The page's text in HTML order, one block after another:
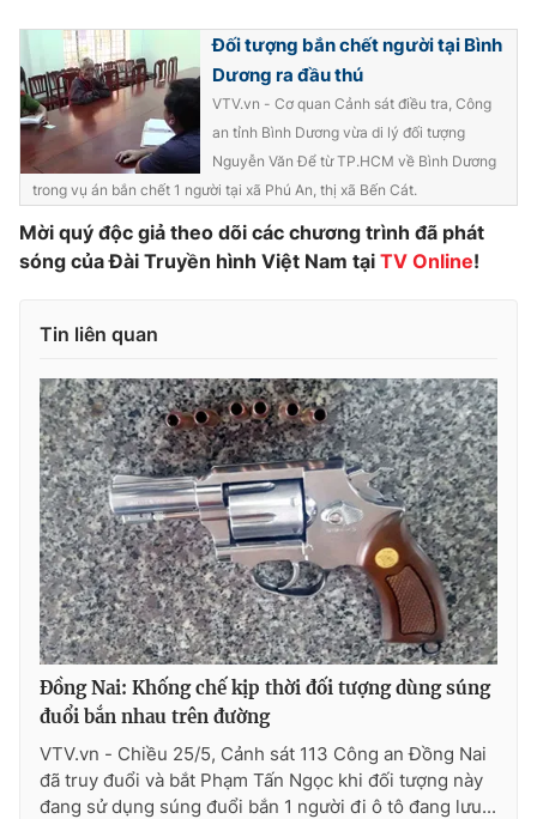
Hitech Công nghệ tương lai
Sản phẩm
Thị trường
Tư vấn
Giao lưu trực tuyến
Lịch phát sóng
Chuyên mục khác
Emagazine Podcast
Photo
Video Shorts video
VTV Money VTV Thể thao
VTV Sức khoẻ Bất động sản
Thị trường 24h Tấm lòng Việt
VTV4 Vươn mình bằng AI
Liên hệ tòa soạn English
Đối tượng bắn chết người tại Bình
Dương ra đầu thú
VTV.vn - Cơ quan Cảnh sát điều tra, Công
an tỉnh Bình Dương vừa di lý đối tượng
Nguyễn Văn Để từ TP.HCM về Bình Dương
trong vụ án bắn chết 1 người tại xã Phú An, thị xã Bến Cát.
Mời quý độc giả theo dõi các chương trình đã phát
sóng của Đài Truyền hình Việt Nam tại TV Online!
Tin liên quan
Đồng Nai: Khống chế kịp thời đối tượng dùng súng
đuổi bắn nhau trên đường
VTV.vn - Chiều 25/5, Cảnh sát 113 Công an Đồng Nai
đã truy đuổi và bắt Phạm Tấn Ngọc khi đối tượng này
đang sử dụng súng đuổi bắn 1 người đi ô tô đang lưu...